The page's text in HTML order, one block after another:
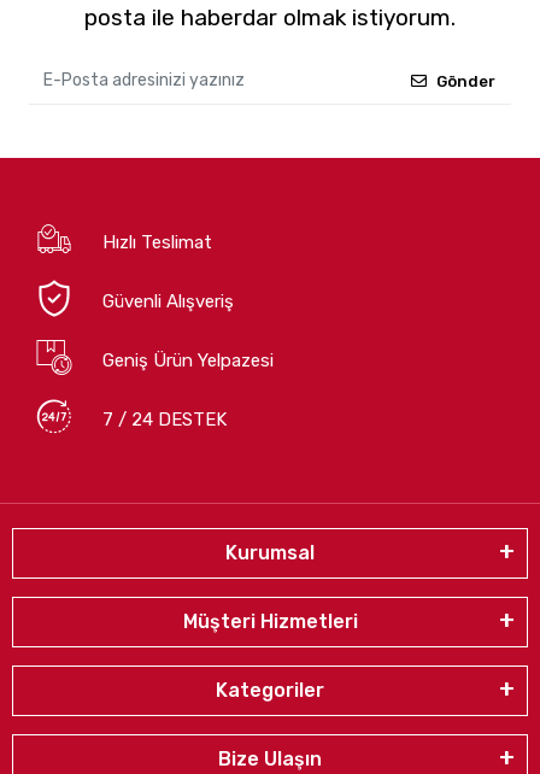
posta ile haberdar olmak istiyorum.
Gönder
Hızlı Teslimat
Güvenli Alışveriş
Geniş Ürün Yelpazesi
7 / 24 DESTEK
Kurumsal
Müşteri Hizmetleri
Kategoriler
Bize Ulaşın